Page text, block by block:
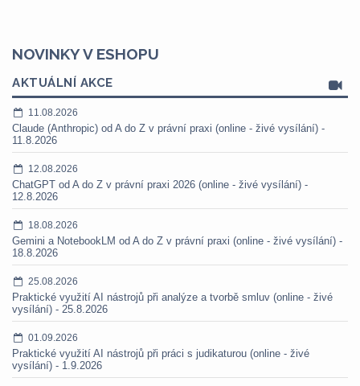
NOVINKY V ESHOPU
AKTUÁLNÍ AKCE
11.08.2026
Claude (Anthropic) od A do Z v právní praxi (online - živé vysílání) -
11.8.2026
12.08.2026
ChatGPT od A do Z v právní praxi 2026 (online - živé vysílání) -
12.8.2026
18.08.2026
Gemini a NotebookLM od A do Z v právní praxi (online - živé vysílání) -
18.8.2026
25.08.2026
Praktické využití AI nástrojů při analýze a tvorbě smluv (online - živé
vysílání) - 25.8.2026
01.09.2026
Praktické využití AI nástrojů při práci s judikaturou (online - živé
vysílání) - 1.9.2026